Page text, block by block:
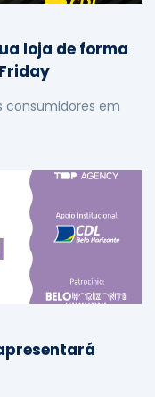
loja de forma
consumidores em